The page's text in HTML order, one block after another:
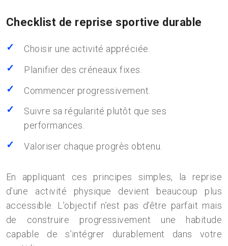
Checklist de reprise sportive durable
Choisir une activité appréciée.
Planifier des créneaux fixes.
Commencer progressivement.
Suivre sa régularité plutôt que ses
performances.
Valoriser chaque progrès obtenu.
En appliquant ces principes simples, la reprise
d’une activité physique devient beaucoup plus
accessible. L’objectif n’est pas d’être parfait mais
de construire progressivement une habitude
capable de s’intégrer durablement dans votre